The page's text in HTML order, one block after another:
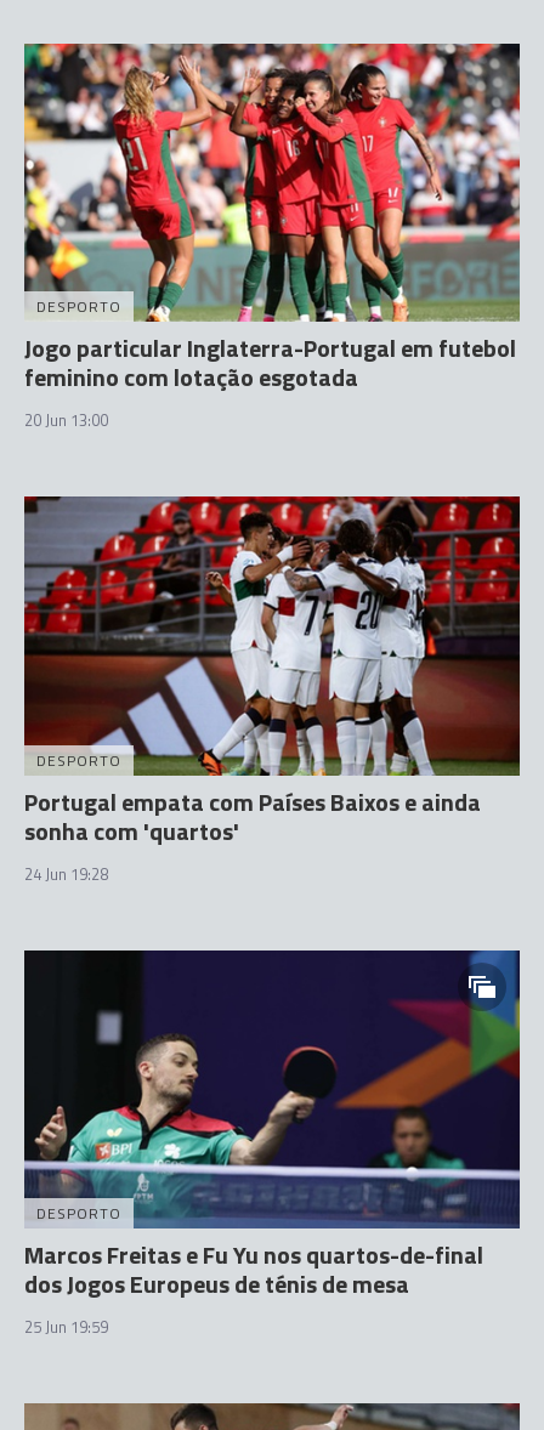
DESPORTO
Jogo particular Inglaterra-Portugal em futebol
feminino com lotação esgotada
20 Jun 13:00
DESPORTO
Portugal empata com Países Baixos e ainda
sonha com 'quartos'
24 Jun 19:28
DESPORTO
Marcos Freitas e Fu Yu nos quartos-de-final
dos Jogos Europeus de ténis de mesa
25 Jun 19:59